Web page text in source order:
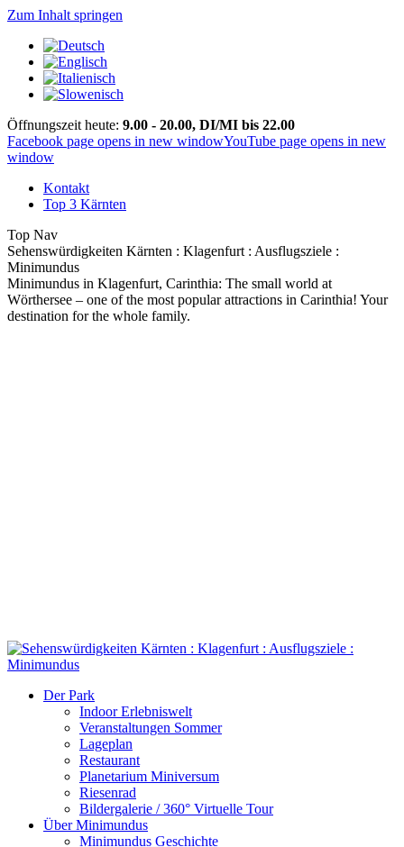
Zum Inhalt springen
Öffnungszeit heute: 9.00 - 20.00, DI/MI bis 22.00
Facebook page opens in new windowYouTube page opens in new
window
Kontakt
Top 3 Kärnten
Top Nav
Sehenswürdigkeiten Kärnten : Klagenfurt : Ausflugsziele :
Minimundus
Minimundus in Klagenfurt, Carinthia: The small world at
Wörthersee – one of the most popular attractions in Carinthia! Your
destination for the whole family.
Der Park
Indoor Erlebniswelt
Veranstaltungen Sommer
Lageplan
Restaurant
Planetarium Miniversum
Riesenrad
Bildergalerie / 360° Virtuelle Tour
Über Minimundus
Minimundus Geschichte